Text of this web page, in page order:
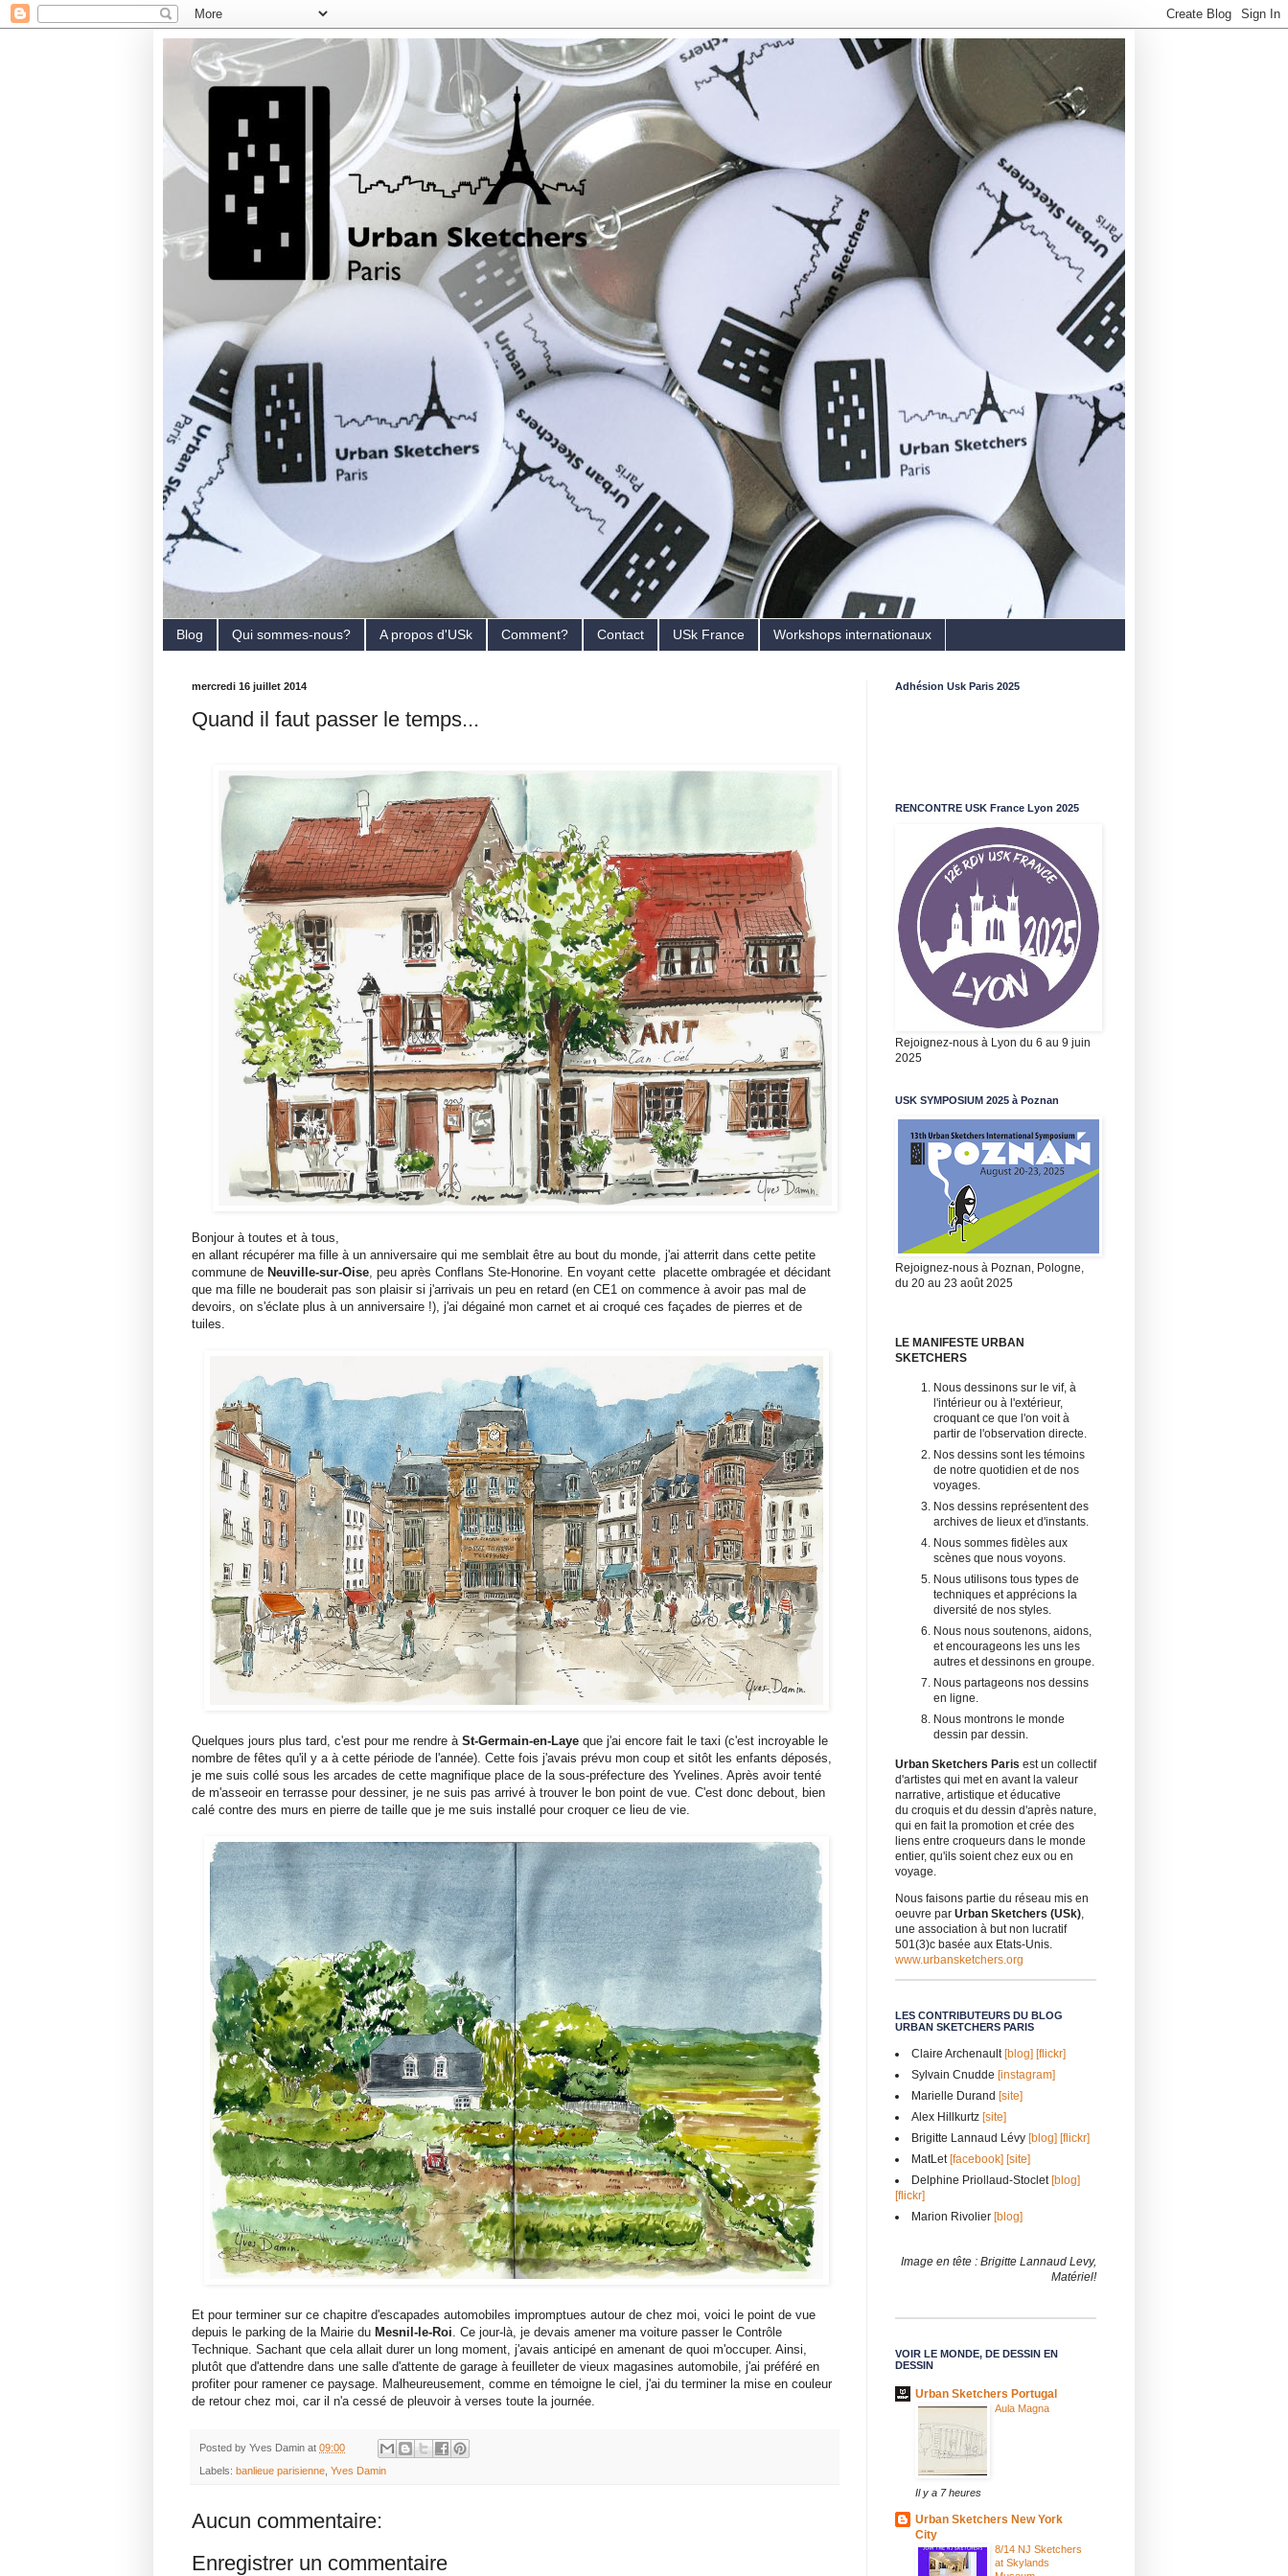
Blog Qui sommes-nous? A propos d'USk Comment? Contact USk France Workshops internationaux
mercredi 16 juillet 2014
Quand il faut passer le temps...
Bonjour à toutes et à tous,
en allant récupérer ma fille à un anniversaire qui me semblait être au bout du monde, j'ai atterrit dans cette petite
commune de Neuville-sur-Oise , peu après Conflans Ste-Honorine. En voyant cette placette ombragée et décidant
que ma fille ne bouderait pas son plaisir si j'arrivais un peu en retard (en CE1 on commence à avoir pas mal de
devoirs, on s'éclate plus à un anniversaire !), j'ai dégainé mon carnet et ai croqué ces façades de pierres et de
tuiles.
Quelques jours plus tard, c'est pour me rendre à St-Germain-en-Laye que j'ai encore fait le taxi (c'est incroyable le
nombre de fêtes qu'il y a à cette période de l'année). Cette fois j'avais prévu mon coup et sitôt les enfants déposés,
je me suis collé sous les arcades de cette magnifique place de la sous-préfecture des Yvelines. Après avoir tenté
de m'asseoir en terrasse pour dessiner, je ne suis pas arrivé à trouver le bon point de vue. C'est donc debout, bien
calé contre des murs en pierre de taille que je me suis installé pour croquer ce lieu de vie.
Et pour terminer sur ce chapitre d'escapades automobiles impromptues autour de chez moi, voici le point de vue
depuis le parking de la Mairie du Mesnil-le-Roi . Ce jour-là, je devais amener ma voiture passer le Contrôle
Technique. Sachant que cela allait durer un long moment, j'avais anticipé en amenant de quoi m'occuper. Ainsi,
plutôt que d'attendre dans une salle d'attente de garage à feuilleter de vieux magasines automobile, j'ai préféré en
profiter pour ramener ce paysage. Malheureusement, comme en témoigne le ciel, j'ai du terminer la mise en couleur
de retour chez moi, car il n'a cessé de pleuvoir à verses toute la journée.
Posted by Yves Damin at 09:00
Labels: banlieue parisienne Yves Damin
Aucun commentaire:
Enregistrer un commentaire
Adhésion Usk Paris 2025
RENCONTRE USK France Lyon 2025
Rejoignez-nous à Lyon du 6 au 9 juin
2025
USK SYMPOSIUM 2025 à Poznan
Rejoignez-nous à Poznan, Pologne,
du 20 au 23 août 2025
LE MANIFESTE URBAN
SKETCHERS
Nous dessinons sur le vif, à
l'intérieur ou à l'extérieur,
croquant ce que l'on voit à
partir de l'observation directe.
Nos dessins sont les témoins
de notre quotidien et de nos
voyages.
Nos dessins représentent des
archives de lieux et d'instants.
Nous sommes fidèles aux
scènes que nous voyons.
Nous utilisons tous types de
techniques et apprécions la
diversité de nos styles.
Nous nous soutenons, aidons,
et encourageons les uns les
autres et dessinons en groupe.
Nous partageons nos dessins
en ligne.
Nous montrons le monde
dessin par dessin.
Urban Sketchers Paris est un collectif
d'artistes qui met en avant la valeur
narrative, artistique et éducative
du croquis et du dessin d'après nature,
qui en fait la promotion et crée des
liens entre croqueurs dans le monde
entier, qu'ils soient chez eux ou en
voyage.
Nous faisons partie du réseau mis en
oeuvre par Urban Sketchers (USk)
une association à but non lucratif
501(3)c basée aux Etats-Unis.
www.urbansketchers.org
LES CONTRIBUTEURS DU BLOG
URBAN SKETCHERS PARIS
Claire Archenault[blog] [flickr]
Sylvain Cnudde [instagram]
Marielle Durand [site]
Alex Hillkurtz [site]
Brigitte Lannaud Lévy [blog] [flickr]
MatLet[facebook] [site]
Delphine Priollaud-Stoclet[blog]
[flickr]
Marion Rivolier [blog]
Image en tête : Brigitte Lannaud Levy,
Matériel!
VOIR LE MONDE, DE DESSIN EN
DESSIN
Urban Sketchers Portugal
Aula Magna
Il y a 7 heures
Urban Sketchers New York
City
8/14 NJ Sketchers
at Skylands